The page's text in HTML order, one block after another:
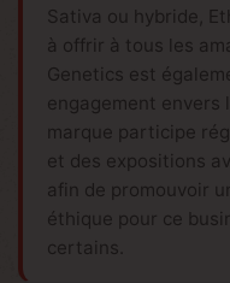
Sativa ou hybride,
à offrir à tous les
Genetics est
engagement envers
marque participe
et des expositions
afin de promouvoir
éthique pour ce
certains.